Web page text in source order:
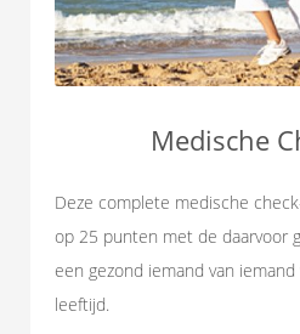
Medische
Deze complete medische
op 25 punten met de daarvoor
een gezond iemand van
leeftijd.